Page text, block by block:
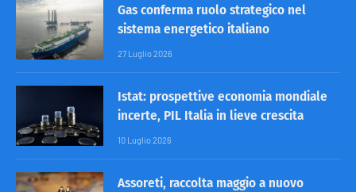
Gas conferma ruolo strategico nel
sistema energetico italiano
27 Luglio 2026
Istat: prospettive economia mondiale
incerte, PIL Italia in lieve crescita
10 Luglio 2026
Assoreti, raccolta maggio a nuovo